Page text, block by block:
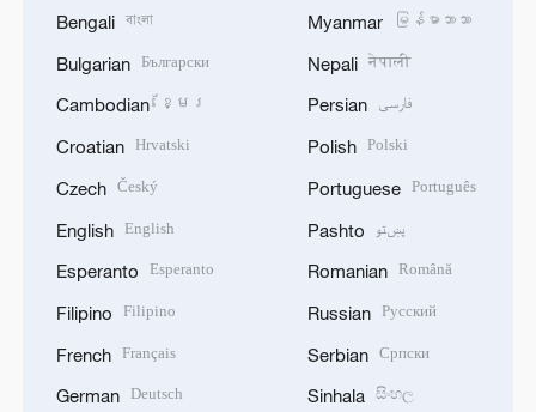
Bengali বাংলা
Bulgarian Български
Cambodian ខ្មែរ
Croatian Hrvatski
Czech Český
English English
Esperanto Esperanto
Filipino Filipino
French Français
German Deutsch
Myanmar မြန်မာဘာသာ
Nepali नेपाली
Persian فارسی
Polish Polski
Portuguese Português
Pashto پښتو
Romanian Română
Russian Русский
Serbian Српски
Sinhala සිංහල